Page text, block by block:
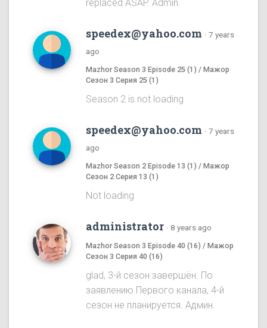
replaced ASAP. Admin.
speedex@yahoo.com · 7 years
ago
Mazhor Season 3 Episode 25 (1) / Мажор
Сезон 3 Серия 25 (1)
Season 2 is not loading
speedex@yahoo.com · 7 years
ago
Mazhor Season 2 Episode 13 (1) / Мажор
Сезон 2 Серия 13 (1)
Not loading
administrator · 8 years ago
Mazhor Season 3 Episode 40 (16) / Мажор
Сезон 3 Серия 40 (16)
glad, 3-й сезон завершён. По
заявлению Первого канала, 4-й
сезон не планируется. Админ.